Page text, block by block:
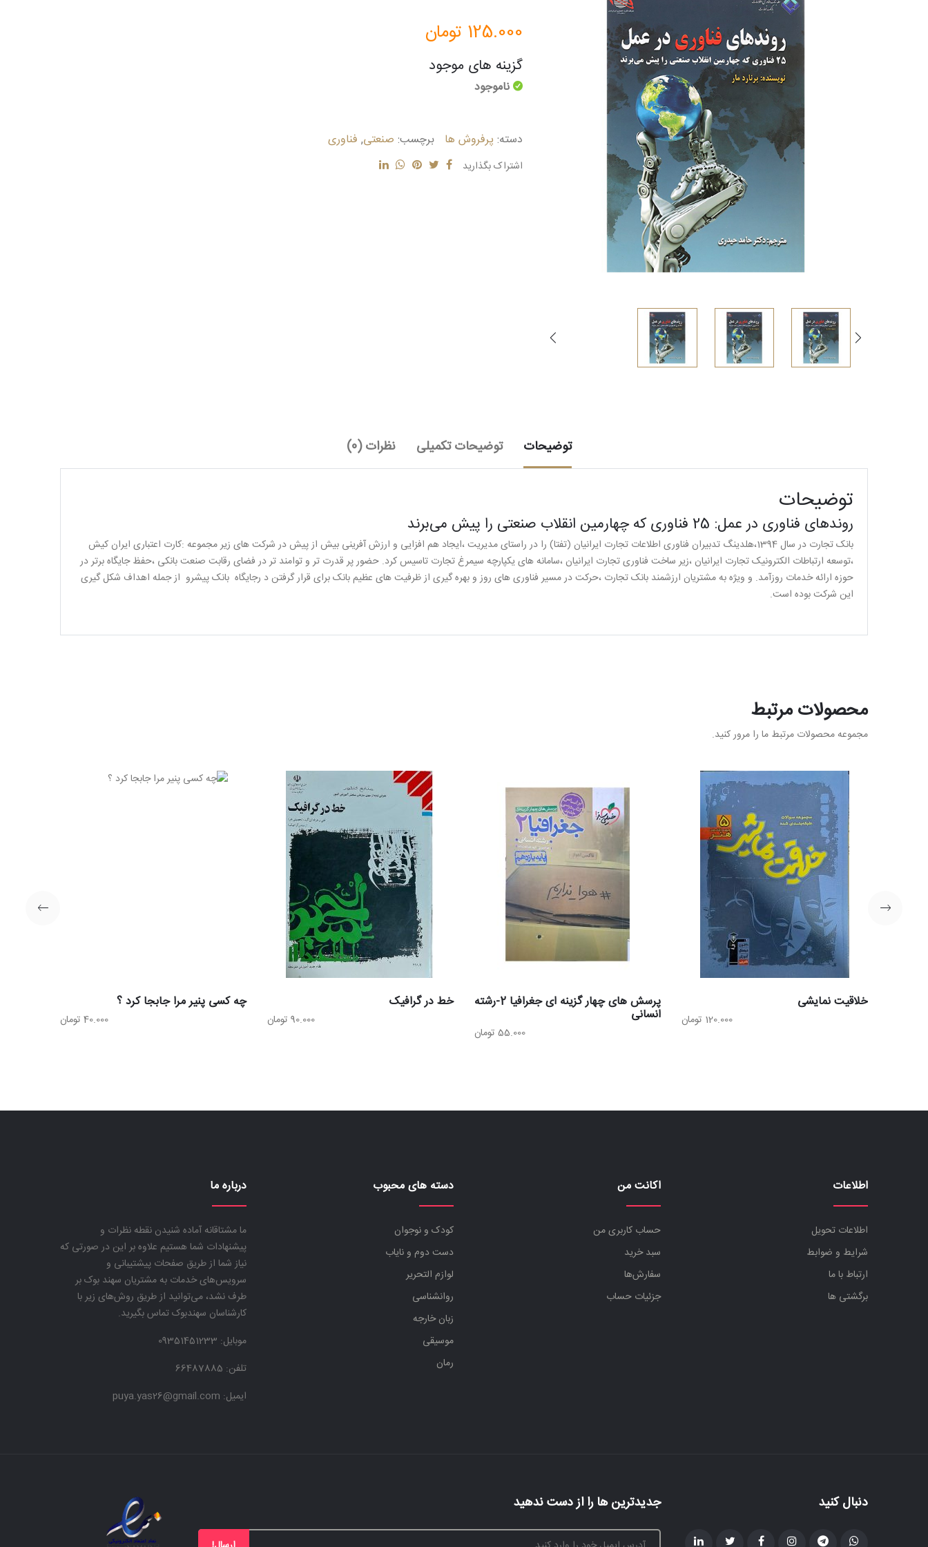
125.000 تومان
گزینه های موجود
ناموجود
دسته: پرفروش ها برچسب: صنعتی, فناوری
اشتراک بگذارید
توضیحات توضیحات تکمیلی نظرات (0)
توضیحات
روندهای فناوری در عمل: 25 فناوری که چهارمین انقلاب صنعتی را پیش می‌برند
بانک تجارت در سال 1394،هلدینگ تدبیران فناوری اطلاعات تجارت ایرانیان (تفتا) را در راستای مدیریت ،ایجاد هم افزایی و ارزش آفرینی بیش از پیش در شرکت های زیر مجموعه :کارت اعتباری ایران کیش
،توسعه ارتباطات الکترونیک تجارت ایرانیان ،زیر ساخت فناوری تجارت ایرانیان ،سامانه های یکپارچه سیمرغ تجارت تاسیس کرد. حضور پر قدرت تر و توامند تر در فضای رقابت صنعت بانکی ،حفظ جایگاه برتر در
حوزه ارائه خدمات روزآمد. و ویژه به مشتریان ارزشمند بانک تجارت ،حرکت در مسیر فناوری های روز و بهره گیری از ظرفیت های عظیم بانک برای قرار گرفتن د رجایگاه بانک پیشرو از جمله اهداف شکل گیری
این شرکت بوده است.
محصولات مرتبط
مجموعه محصولات مرتبط ما را مرور کنید.
خلاقیت نمایشی
120.000 تومان
پرسش های چهار گزینه ای جغرافیا 2-رشته
انسانی
55.000 تومان
خط در گرافیک
90.000 تومان
چه کسی پنیر مرا جابجا کرد ؟
40.000 تومان
اطلاعات
اطلاعات تحویل
شرایط و ضوابط
ارتباط با ما
برگشتی ها
اکانت من
حساب کاربری من
سبد خرید
سفارش‌ها
جزئیات حساب
دسته های محبوب
کودک و نوجوان
دست دوم و نایاب
لوازم التحریر
روانشناسی
زبان خارجه
موسیقی
رمان
درباره ما
ما مشتاقانه آماده شنیدن نقطه نظرات و
پیشنهادات شما هستیم علاوه بر این در صورتی که
نیاز شما از طریق صفحات پیشتیبانی و
سرویس‌های خدمات به مشتریان سهند بوک بر
طرف نشد، می‌توانید از طریق روش‌های زیر با
کارشناسان سهندبوک تماس بگیرید.
موبایل:
تلفن: 66487885
ایمیل: puya.yas26@gmail.com
دنبال کنید جدیدترین ها را از دست ندهید